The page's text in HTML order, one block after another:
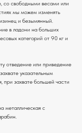
со свободными весами или
мы можем изменять
и безымянный.
в ладони на больших
категорий от 90 кг и
отведение или приведение
указательным
при захвате большей части
металлическая с